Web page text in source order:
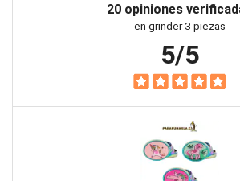
20 opiniones
en grinder 3 piezas
5/5